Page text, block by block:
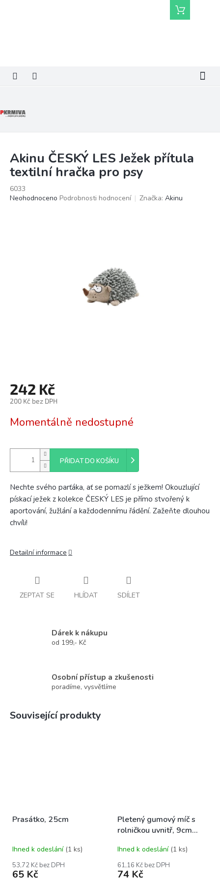
Nákupní
košík
Akinu ČESKÝ LES Ježek přítula
textilní hračka pro psy
6033
Průměrné
Neohodnoceno Podrobnosti hodnocení Značka: Akinu
242 Kč
200 Kč bez DPH
cena:
Momentálně nedostupné
PŘIDAT DO KOŠÍKU
Nechte svého parťáka, ať se pomazlí s ježkem! Okouzlující
pískací ježek z kolekce ČESKÝ LES je přímo stvořený k
aportování, žužlání a každodennímu řádění. Zažeňte dlouhou
chvíli!
Detailní informace
ZEPTAT SE HLÍDAT SDÍLET
Dárek k nákupu
od 199,- Kč
Osobní přístup a zkušenosti
poradíme, vysvětlíme
Související produkty
Prasátko, 25cm
Ihned k odeslání (1 ks)
53,72 Kč bez DPH
65 Kč
Pletený gumový míč s
rolničkou uvnitř, 9cm
Ihned k odeslání (1 ks)
61,16 Kč bez DPH
74 Kč